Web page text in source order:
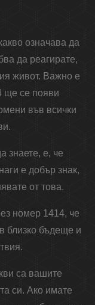
означава да
да реагирате,
живот. Важно е
ще се появи
във всички
знаете, е, че
е добър знак,
от това.
номер 1414, че
близко бъдеще и
са вашите
си. Ако имате